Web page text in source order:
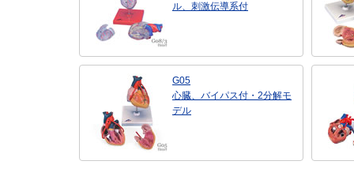
ル、刺激伝導系付
G05
心臓、バイパス付・2分解モ
デル